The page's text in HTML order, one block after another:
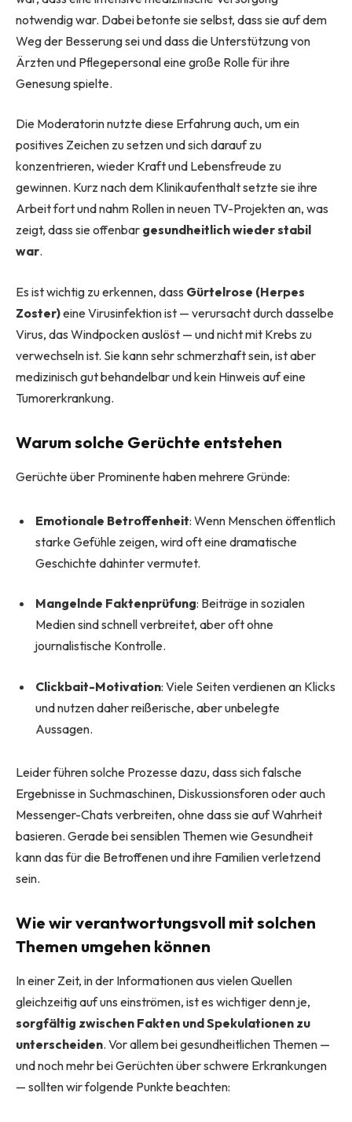
notwendig war. Dabei betonte sie selbst, dass sie auf dem
Weg der Besserung sei und dass die Unterstützung von
Ärzten und Pflegepersonal eine große Rolle für ihre
Genesung spielte.
Die Moderatorin nutzte diese Erfahrung auch, um ein
positives Zeichen zu setzen und sich darauf zu
konzentrieren, wieder Kraft und Lebensfreude zu
gewinnen. Kurz nach dem Klinikaufenthalt setzte sie ihre
Arbeit fort und nahm Rollen in neuen TV-Projekten an, was
zeigt, dass sie offenbar gesundheitlich wieder stabil
war.
Es ist wichtig zu erkennen, dass Gürtelrose (Herpes
Zoster)eine Virusinfektion ist — verursacht durch dasselbe
Virus, das Windpocken auslöst — und nicht mit Krebs zu
verwechseln ist. Sie kann sehr schmerzhaft sein, ist aber
medizinisch gut behandelbar und kein Hinweis auf eine
Tumorerkrankung.
Warum solche Gerüchte entstehen
Gerüchte über Prominente haben mehrere Gründe:
Emotionale Betroffenheit: Wenn Menschen öffentlich
starke Gefühle zeigen, wird oft eine dramatische
Geschichte dahinter vermutet.
Mangelnde Faktenprüfung: Beiträge in sozialen
Medien sind schnell verbreitet, aber oft ohne
journalistische Kontrolle.
Clickbait-Motivation: Viele Seiten verdienen an Klicks
und nutzen daher reißerische, aber unbelegte
Aussagen.
Leider führen solche Prozesse dazu, dass sich falsche
Ergebnisse in Suchmaschinen, Diskussionsforen oder auch
Messenger-Chats verbreiten, ohne dass sie auf Wahrheit
basieren. Gerade bei sensiblen Themen wie Gesundheit
kann das für die Betroffenen und ihre Familien verletzend
sein.
Wie wir verantwortungsvoll mit solchen
Themen umgehen können
In einer Zeit, in der Informationen aus vielen Quellen
gleichzeitig auf uns einströmen, ist es wichtiger denn je,
sorgfältig zwischen Fakten und Spekulationen zu
unterscheiden. Vor allem bei gesundheitlichen Themen —
und noch mehr bei Gerüchten über schwere Erkrankungen
— sollten wir folgende Punkte beachten: